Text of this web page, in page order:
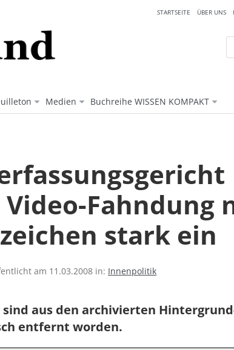
Medien Buchreihe WISSEN KOMPAKT
STARTSEITE ÜBER UNS
Fahndung
stark ein
am 11.03.2008 in: Innenpolitik
aus den archivierten
entfernt worden.